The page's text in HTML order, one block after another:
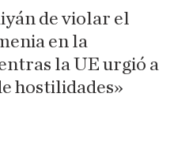
de violar el
en la
la UE urgió a
hostilidades»